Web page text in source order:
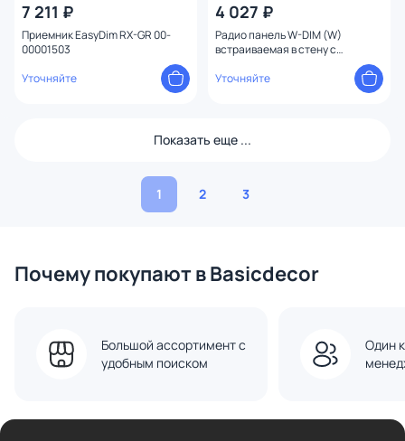
7 211 ₽
Приемник EasyDim RX-GR 00-
00001503
Уточняйте
4 027 ₽
Радио панель W-DIM (W)
встраиваемая в стену с
00001508 белая
Уточняйте
Показать еще ...
1 2 3
Почему покупают в Basicdecor
Большой ассортимент с
удобным поиском
Один